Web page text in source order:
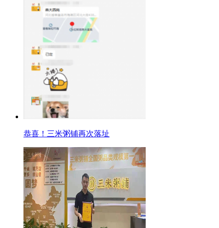
恭喜！三米粥铺再次落址